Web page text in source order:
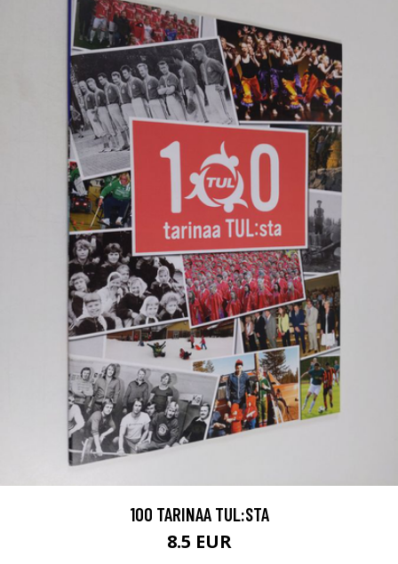
100 TARINAA TUL:STA
8.5 EUR